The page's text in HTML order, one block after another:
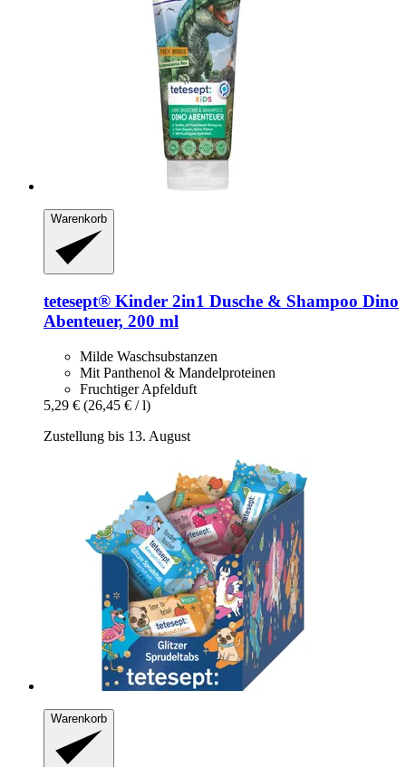
Warenkorb
tetesept® Kinder 2in1 Dusche & Shampoo Dino
Abenteuer, 200 ml
Milde Waschsubstanzen
Mit Panthenol & Mandelproteinen
Fruchtiger Apfelduft
5,29 € (26,45 € / l)
Zustellung bis 13. August
Warenkorb